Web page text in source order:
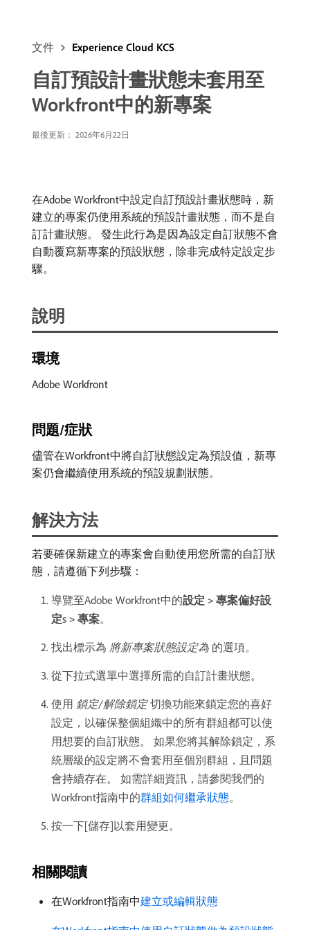
文件 Experience Cloud KCS
自訂預設計畫狀態未套用至
Workfront中的新專案
最後更新： 2026年6月22日
在Adobe Workfront中設定自訂預設計畫狀態時，新
建立的專案仍使用系統的預設計畫狀態，而不是自
訂計畫狀態。 發生此行為是因為設定自訂狀態不會
自動覆寫新專案的預設狀態，除非完成特定設定步
驟。
說明
環境
Adobe Workfront
問題/症狀
儘管在Workfront中將自訂狀態設定為預設值，新專
案仍會繼續使用系統的預設規劃狀態。
解決方法
若要確保新建立的專案會自動使用您所需的自訂狀
態，請遵循下列步驟：
導覽至Adobe Workfront中的設定 > 專案偏好設
定s > 專案。
找出標示為​ 將新專案狀態設定為 ​的選項。
從下拉式選單中選擇所需的自訂計畫狀態。
使用​ 鎖定/解除鎖定​切換功能來鎖定您的喜好
設定，以確保整個組織中的所有群組都可以使
用想要的自訂狀態。 如果您將其解除鎖定，系
統層級的設定將不會套用至個別群組，且問題
會持續存在。 如需詳細資訊，請參閱我們的
Workfront指南中的群組如何繼承狀態。
按一下[儲存]以套用變更。
相關閱讀
在Workfront指南中建立或編輯狀態